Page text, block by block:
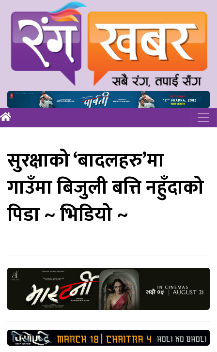
सुरक्षाको ‘बादलहरु’मा
गाउँमा बिजुली बत्ति नहुँदाको
पिडा ~ भिडियो ~